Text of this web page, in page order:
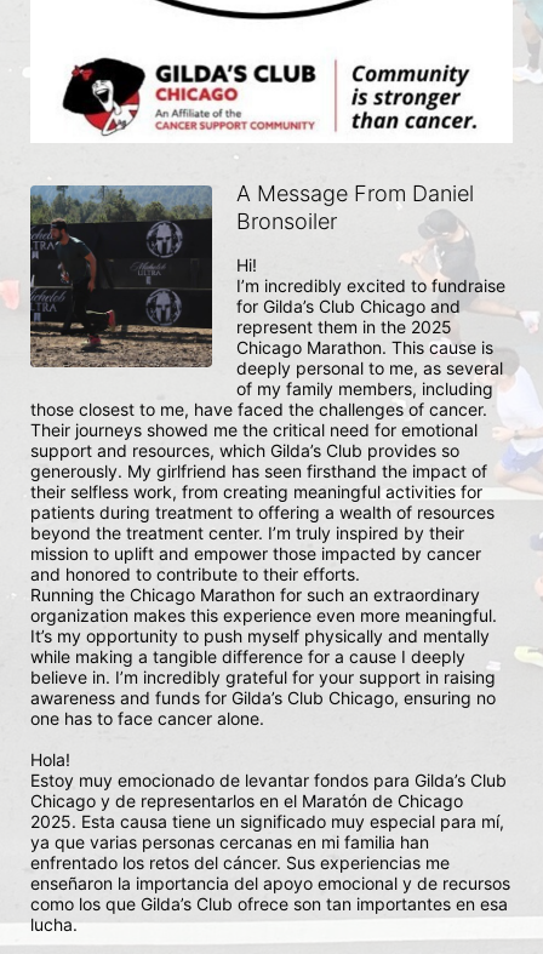
A Message From Daniel
Bronsoiler
Hi!
I’m incredibly excited to fundraise
for Gilda’s Club Chicago and
represent them in the 2025
Chicago Marathon. This cause is
deeply personal to me, as several
of my family members, including
those closest to me, have faced the challenges of cancer.
Their journeys showed me the critical need for emotional
support and resources, which Gilda’s Club provides so
generously. My girlfriend has seen firsthand the impact of
their selfless work, from creating meaningful activities for
patients during treatment to offering a wealth of resources
beyond the treatment center. I’m truly inspired by their
mission to uplift and empower those impacted by cancer
and honored to contribute to their efforts.
Running the Chicago Marathon for such an extraordinary
organization makes this experience even more meaningful.
It’s my opportunity to push myself physically and mentally
while making a tangible difference for a cause I deeply
believe in. I’m incredibly grateful for your support in raising
awareness and funds for Gilda’s Club Chicago, ensuring no
one has to face cancer alone.
Hola!
Estoy muy emocionado de levantar fondos para Gilda’s Club
Chicago y de representarlos en el Maratón de Chicago
2025. Esta causa tiene un significado muy especial para mí,
ya que varias personas cercanas en mi familia han
enfrentado los retos del cáncer. Sus experiencias me
enseñaron la importancia del apoyo emocional y de recursos
como los que Gilda’s Club ofrece son tan importantes en esa
lucha.